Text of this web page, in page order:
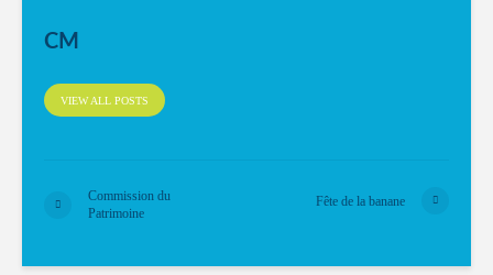
CM
VIEW ALL POSTS
Commission du
Patrimoine
Fête de la banane